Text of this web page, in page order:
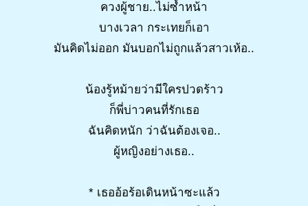
ควงผู้ชาย..ไม่ซ้ำหน้า
บางเวลา กระเทยก็เอา
มันคิดไม่ออก มันบอกไม่ถูกแล้วสาวเห้อ..
น้องรู้หม้ายว่ามีใครปวดร้าว
ก็พี่บ่าวคนที่รักเธอ
ฉันคิดหนัก ว่าฉันต้องเจอ..
ผู้หญิงอย่างเธอ..
* เธออ้อร้อเดินหน้าซะแล้ว